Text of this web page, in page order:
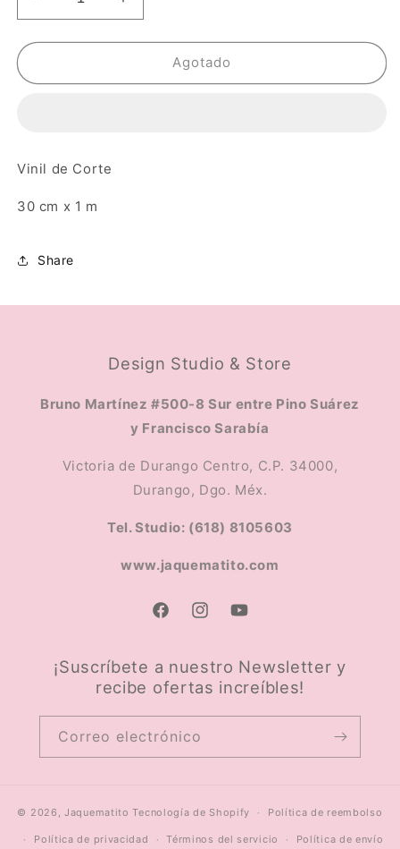
Reducir
cantidad
para
-
Aumentar
cantidad
para
Holographic
-
Agotado
Vinil de Corte
30 cm x 1 m
Share
Design Studio & Store
Bruno Martínez #500-8 Sur entre Pino Suárez
y Francisco Sarabía
Victoria de Durango Centro, C.P. 34000,
Durango, Dgo. Méx.
Tel. Studio: (618) 8105603
www.jaquematito.com
FacebookInstagramYouTube
¡Suscríbete a nuestro Newsletter y
recibe ofertas increíbles!
Correo electrónico
© 2026,Jaquematito Tecnología de Shopify Política de reembolso
Política de privacidad Términos del servicio Política de envío